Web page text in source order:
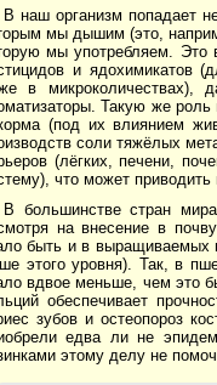
В наш организм попадает
мы дышим (это,
мы употребляем. Это
и ядохимикатов
в микроколичествах),
Такую же роль
(под их влиянием
соли тяжёлых
(лёгких, печени,
что может
В большинстве стран мира
на внесение в
быть и в выращиваемых
этого уровня). Так, в
вдвое меньше, чем это
обеспечивает
зубов и остеопороз
едва ли не
этому делу не